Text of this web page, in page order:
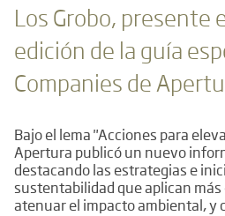
Los Grobo, presente
edición de la guía
Companies de
Bajo el lema "Acciones para
Apertura publicó un nuevo
destacando las estrategias e
sustentabilidad que aplican más
atenuar el impacto ambiental, y